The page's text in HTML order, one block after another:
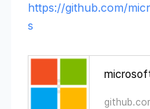
https://github.com/
s